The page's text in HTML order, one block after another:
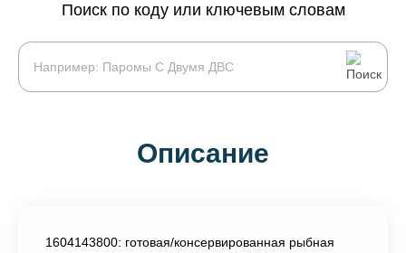
Поиск по коду или ключевым словам
Описание
1604143800: готовая/консервированная рыбная